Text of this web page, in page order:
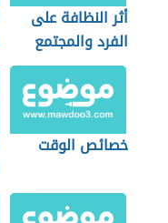
أثر النظافة على
الفرد والمجتمع
خصائص الوقت